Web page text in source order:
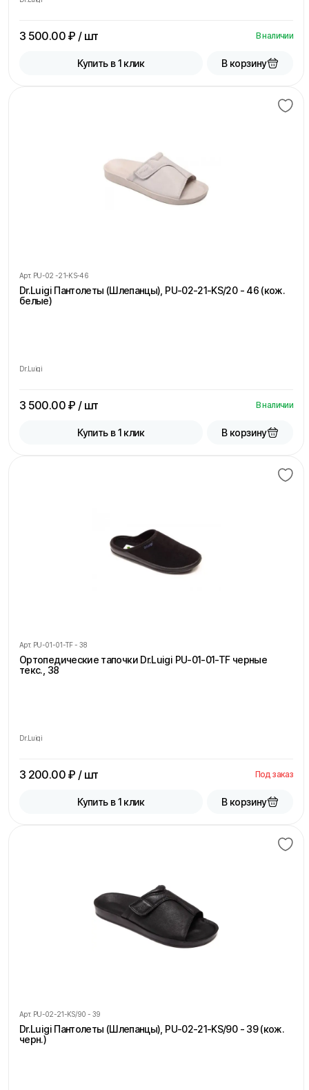
3 500.00₽ / шт В наличии
Купить в 1 клик В корзину
Арт. PU-02 -21-KS-46
Dr.Luigi Пантолеты (Шлепанцы), PU-02-21-KS/20 - 46 (кож.
белые)
Dr.Luigi
3 500.00₽ / шт В наличии
Купить в 1 клик В корзину
Арт. PU-01-01-TF - 38
Ортопедические тапочки Dr.Luigi PU-01-01-TF черные
текс., 38
Dr.Luigi
3 200.00₽ / шт Под заказ
Купить в 1 клик В корзину
Арт. PU-02-21-KS/90 - 39
Dr.Luigi Пантолеты (Шлепанцы), PU-02-21-KS/90 - 39 (кож.
черн.)